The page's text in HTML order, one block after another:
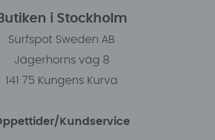
Butiken i Stockholm
Surfspot Sweden AB
Jägerhorns väg 8
141 75 Kungens Kurva
Kundservice